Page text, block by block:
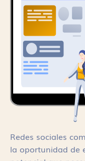
Redes sociales
la oportunidad de